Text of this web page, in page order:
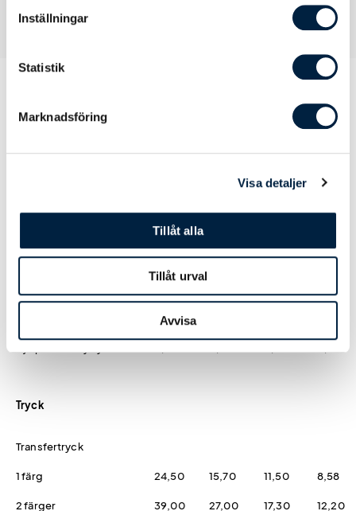
Inställningar
Statistik
Marknadsföring
Visa detaljer
Tillåt alla
Tillåt urval
Avvisa
39,00
0,00
Tryck
Transfertryck
1 färg 24,50 15,70 11,50 8,58
2 färger 39,00 27,00 17,30 12,20